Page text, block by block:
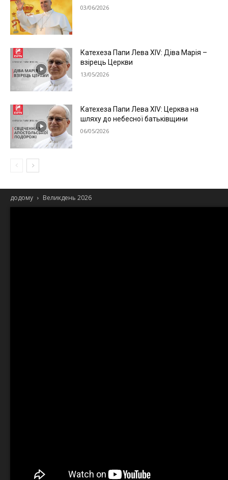
03/06/2026
Катехеза Папи Лева XIV: Діва Марія –
взірець Церкви
13/05/2026
Катехеза Папи Лева XIV: Церква на
шляху до небесної батьківщини
06/05/2026